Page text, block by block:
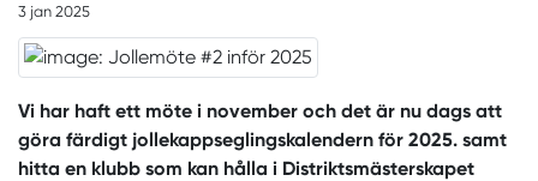
3 jan 2025
Vi har haft ett möte i november och det är nu dags att
göra färdigt jollekappseglingskalendern för 2025. samt
hitta en klubb som kan hålla i Distriktsmästerskapet